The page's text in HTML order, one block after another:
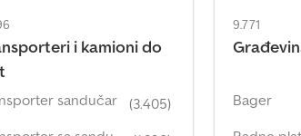
i kamioni do
sandučar
(3.405)
9.771
Bager